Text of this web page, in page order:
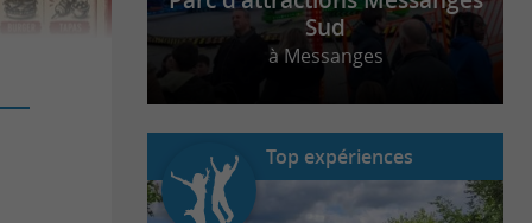
Sud
à Messanges
Top expériences